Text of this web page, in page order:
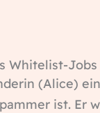
Whitelist-
(Alice)
ist. Er